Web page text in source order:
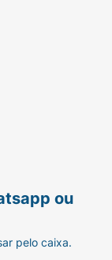
ou
pelo caixa.